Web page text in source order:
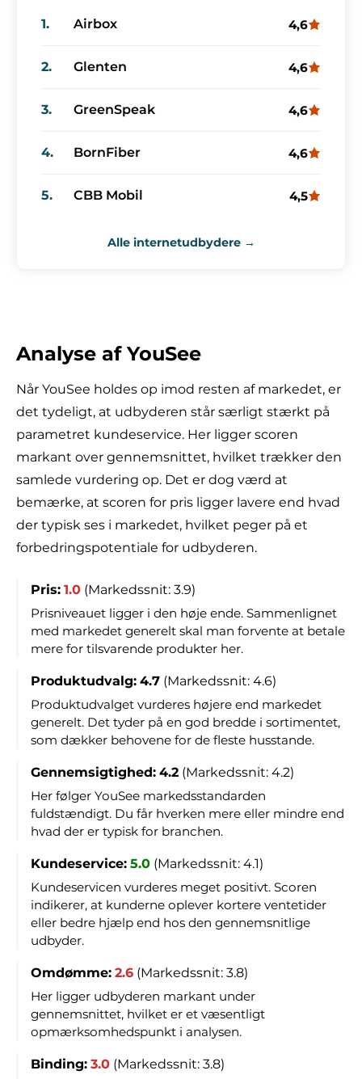
1. Airbox 4,6
2. Glenten 4,6
3. GreenSpeak 4,6
4. BornFiber 4,6
5. CBB Mobil 4,5
Alle internetudbydere →
Analyse af YouSee
Når YouSee holdes op imod resten af markedet, er
det tydeligt, at udbyderen står særligt stærkt på
parametret kundeservice. Her ligger scoren
markant over gennemsnittet, hvilket trækker den
samlede vurdering op. Det er dog værd at
bemærke, at scoren for pris ligger lavere end hvad
der typisk ses i markedet, hvilket peger på et
forbedringspotentiale for udbyderen.
Pris: 1.0 (Markedssnit: 3.9)
Prisniveauet ligger i den høje ende. Sammenlignet
med markedet generelt skal man forvente at betale
mere for tilsvarende produkter her.
Produktudvalg: 4.7 (Markedssnit: 4.6)
Produktudvalget vurderes højere end markedet
generelt. Det tyder på en god bredde i sortimentet,
som dækker behovene for de fleste husstande.
Gennemsigtighed: 4.2 (Markedssnit: 4.2)
Her følger YouSee markedsstandarden
fuldstændigt. Du får hverken mere eller mindre end
hvad der er typisk for branchen.
Kundeservice: 5.0 (Markedssnit: 4.1)
Kundeservicen vurderes meget positivt. Scoren
indikerer, at kunderne oplever kortere ventetider
eller bedre hjælp end hos den gennemsnitlige
udbyder.
Omdømme: 2.6 (Markedssnit: 3.8)
Her ligger udbyderen markant under
gennemsnittet, hvilket er et væsentligt
opmærksomhedspunkt i analysen.
Binding: 3.0 (Markedssnit: 3.8)